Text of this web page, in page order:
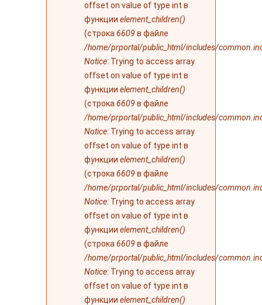
offset on value of type int в
функции element_children()
(строка 6609 в файле
/home/prportal/public_html/includes/
Notice: Trying to access array
offset on value of type int в
функции element_children()
(строка 6609 в файле
/home/prportal/public_html/includes/
Notice: Trying to access array
offset on value of type int в
функции element_children()
(строка 6609 в файле
/home/prportal/public_html/includes/
Notice: Trying to access array
offset on value of type int в
функции element_children()
(строка 6609 в файле
/home/prportal/public_html/includes/
Notice: Trying to access array
offset on value of type int в
функции element_children()